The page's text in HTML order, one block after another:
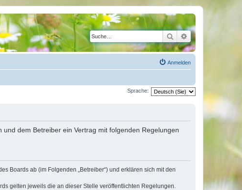
SucheErweiterte Suche
Anmelden
Sprache:
dem Betreiber ein Vertrag mit folgenden Regelungen
Boards ab (im Folgenden „Betreiber“) und erklären sich mit den
gelten jeweils die an dieser Stelle veröffentlichten Regelungen.